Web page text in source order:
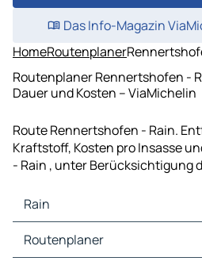
Das Info-Magazin
HomeRoutenplaner
Routenplaner Rennertshofen -
Dauer und Kosten – ViaMichelin
Route Rennertshofen - Rain.
Kraftstoff, Kosten pro Insasse
- Rain , unter Berücksichtigung
Rain
Rain Karten Stadtplan
Rain Verkehr
Routenplaner